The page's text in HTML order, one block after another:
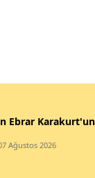
Ebrar
Ağustos 2026